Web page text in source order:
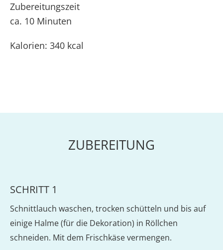
Zubereitungszeit
ca. 10 Minuten
Kalorien: 340 kcal
ZUBEREITUNG
SCHRITT 1
Schnittlauch waschen, trocken schütteln und bis auf
einige Halme (für die Dekoration) in Röllchen
schneiden. Mit dem Frischkäse vermengen.